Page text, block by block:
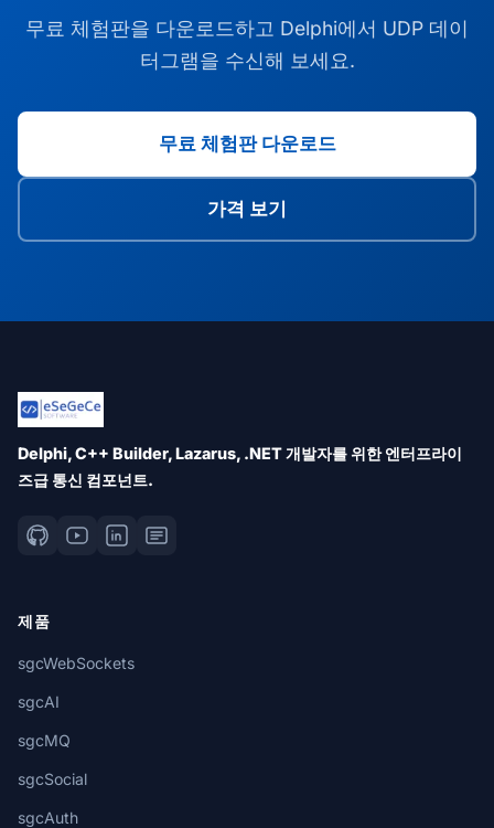
무료 체험판을 다운로드하고 Delphi에서 UDP 데이
터그램을 수신해 보세요.
무료 체험판 다운로드
가격 보기
Delphi, C++ Builder, Lazarus, .NET 개발자를 위한 엔터프라이
즈급 통신 컴포넌트.
제품
sgcWebSockets
sgcAI
sgcMQ
sgcSocial
sgcAuth